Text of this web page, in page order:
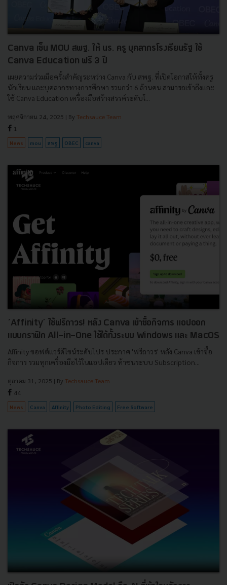
Canva เซ็น MOU สพฐ. ให้ นร. ครู บุคลากรโรงเรียนรัฐ ใช้
Canva Education ฟรี 3 ปี
เผยความร่วมมือครั้งสำคัญระหว่าง Canva กับ สพฐ. ที่เปิดโอกาสให้ทั้งครู
นักเรียน และบุคลากรทางการศึกษา รวมกว่า 6 ล้านคน สามารถเข้าถึงและ
ใช้ Canva Education เครื่องมือสร้างสรรค์ระดับโ...
พฤศจิกายน 24, 2025 | By Techsauce Team
1
News mou สพฐ OBEC canva
‘Affinity’ ใช้ฟรีถาวร! หลัง Canva เข้าซื้อกิจการ แอปออก
แบบกราฟิก All-in-One ใช้ได้ทั้งระบบ Windows และ MacOS
Affinity ซอฟต์แวร์ดีไซน์ระดับโปร ประกาศ 'ฟรีถาวร' หลัง Canva เข้าซื้อ
กิจการ รวมทุกเครื่องมือไว้ในแอปเดียว ท้าชนระบบ Subscription...
ตุลาคม 31, 2025 | By Techsauce Team
44
News Canva Affinity Photo Editing Free Software